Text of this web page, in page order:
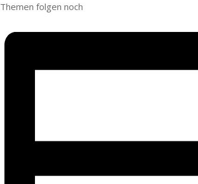
Themen folgen noch